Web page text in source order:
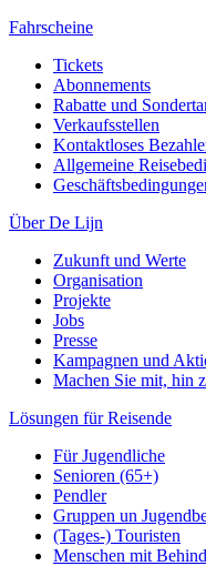
Fahrscheine
Tickets
Abonnements
Rabatte und
Verkaufsstellen
Kontaktloses
Allgemeine
Über De Lijn
Zukunft und Werte
Organisation
Projekte
Jobs
Presse
Kampagnen und
Machen Sie mit, hin
Lösungen für Reisende
Für Jugendliche
Senioren (65+)
Pendler
Gruppen un
(Tages-) Touristen
Menschen mit